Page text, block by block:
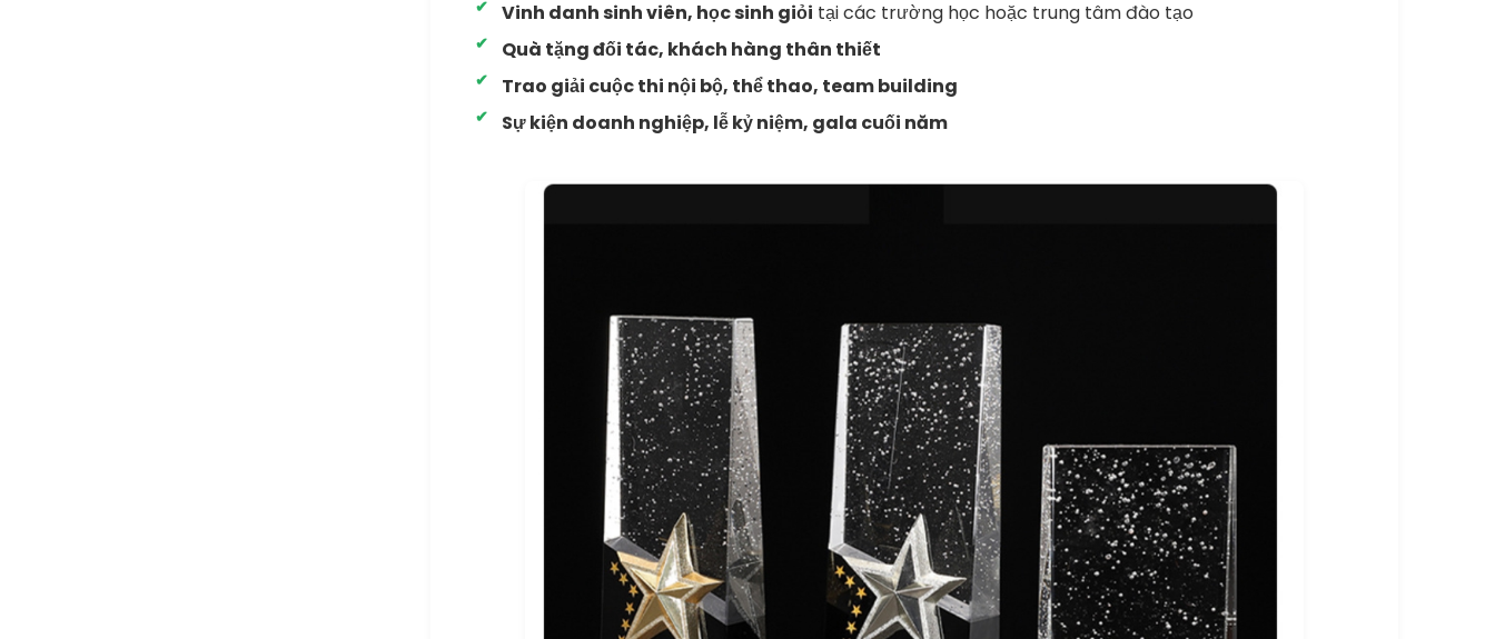
Vinh danh sinh viên, học sinh giỏi tại các trường học hoặc trung tâm đào tạo
Quà tặng đối tác, khách hàng thân thiết
Trao giải cuộc thi nội bộ, thể thao, team building
Sự kiện doanh nghiệp, lễ kỷ niệm, gala cuối năm